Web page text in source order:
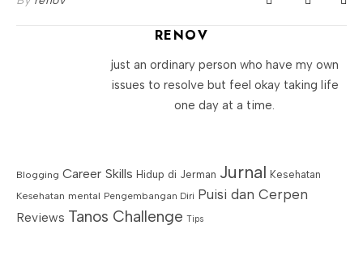
RENOV
just an ordinary person who have my own
issues to resolve but feel okay taking life
one day at a time.
Blogging Career Skills Hidup di Jerman Jurnal Kesehatan
Kesehatan mental Pengembangan Diri Puisi dan Cerpen
Reviews Tanos Challenge Tips